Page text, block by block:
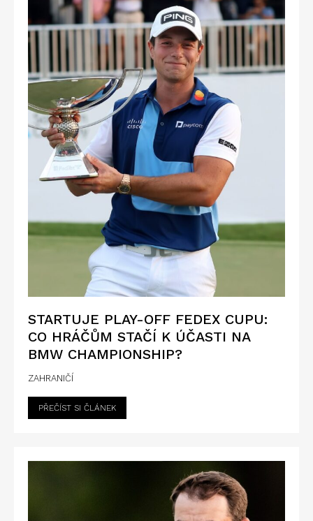
STARTUJE PLAY-OFF FEDEX CUPU:
CO HRÁČŮM STAČÍ K ÚČASTI NA
BMW CHAMPIONSHIP?
ZAHRANIČÍ
PŘEČÍST SI ČLÁNEK